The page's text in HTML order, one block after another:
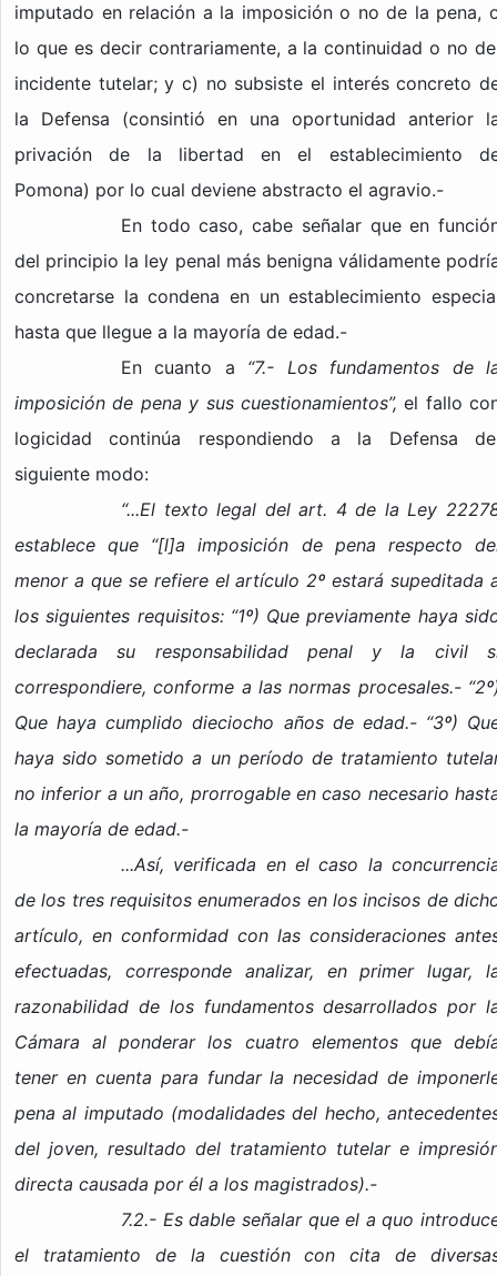
imputado en relación a la imposición o no de la pena,
lo que es decir contrariamente, a la continuidad o no
incidente tutelar; y c) no subsiste el interés concreto
la Defensa (consintió en una oportunidad anterior
privación de la libertad en el establecimiento
Pomona) por lo cual deviene abstracto el agravio.-
En todo caso, cabe señalar que en
del principio la ley penal más benigna válidamente
concretarse la condena en un establecimiento
hasta que llegue a la mayoría de edad.-
En cuanto a “7.- Los fundamentos de
imposición de pena y sus cuestionamientos”,el fallo
logicidad continúa respondiendo a la Defensa
siguiente modo:
“...El texto legal del art. 4 de la Ley
establece que “[l]a imposición de pena respecto
menor a que se refiere el artículo 2º estará supeditada
los siguientes requisitos: “1º) Que previamente haya
declarada su responsabilidad penal y la civil
correspondiere, conforme a las normas procesales.-
Que haya cumplido dieciocho años de edad.- “3º)
haya sido sometido a un período de tratamiento
no inferior a un año, prorrogable en caso necesario
la mayoría de edad.-
...Así, verificada en el caso la
de los tres requisitos enumerados en los incisos de
artículo, en conformidad con las consideraciones
efectuadas, corresponde analizar, en primer lugar,
razonabilidad de los fundamentos desarrollados por
Cámara al ponderar los cuatro elementos que
tener en cuenta para fundar la necesidad de
pena al imputado (modalidades del hecho,
del joven, resultado del tratamiento tutelar e
directa causada por él a los magistrados).-
7.2.- Es dable señalar que el a quo
el tratamiento de la cuestión con cita de